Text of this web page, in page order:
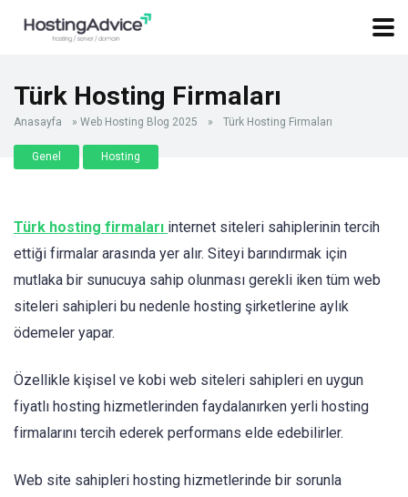
Türk Hosting Firmaları
Anasayfa » Web Hosting Blog 2025 » Türk Hosting Firmaları
Genel Hosting
Türk hosting firmaları internet siteleri sahiplerinin tercih
ettiği firmalar arasında yer alır. Siteyi barındırmak için
mutlaka bir sunucuya sahip olunması gerekli iken tüm web
siteleri sahipleri bu nedenle hosting şirketlerine aylık
ödemeler yapar.
Özellikle kişisel ve kobi web siteleri sahipleri en uygun
fiyatlı hosting hizmetlerinden faydalanırken yerli hosting
firmalarını tercih ederek performans elde edebilirler.
Web site sahipleri hosting hizmetlerinde bir sorunla